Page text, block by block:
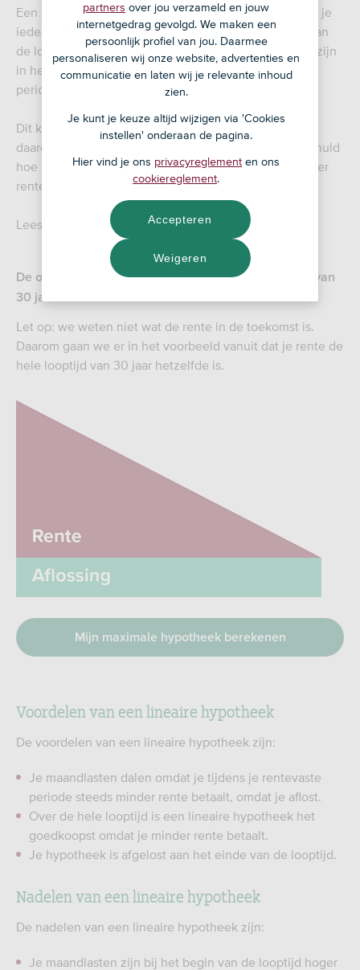
Een lineaire hypotheek is een hypotheekvorm waarbij je
iedere maand een vast bedrag aflost. Aan het einde van
de looptijd heb je geen schuld meer. Je maandlasten zijn
in het begin hoog maar worden tijdens de rentevaste
periode steeds lager.
Dit komt omdat je schuld in het begin hoger is en je
daarom meer rente betaalt. Hoe lager je hypotheekschuld
hoe minder rente je betaalt. Hierdoor kun je ook minder
rente aftrekken bij je aangifte inkomstenbelasting.
Lees meer over hypotheekrenteaftrek
De ontwikkeling van je maandlasten bij een looptijd van
30 jaar
Let op: we weten niet wat de rente in de toekomst is.
Daarom gaan we er in het voorbeeld vanuit dat je rente de
hele looptijd van 30 jaar hetzelfde is.
Mijn maximale hypotheek berekenen
Voordelen van een lineaire hypotheek
De voordelen van een lineaire hypotheek zijn:
Je maandlasten dalen omdat je tijdens je rentevaste
periode steeds minder rente betaalt, omdat je aflost.
Over de hele looptijd is een lineaire hypotheek het
goedkoopst omdat je minder rente betaalt.
Je hypotheek is afgelost aan het einde van de looptijd.
Nadelen van een lineaire hypotheek
De nadelen van een lineaire hypotheek zijn:
Je maandlasten zijn bij het begin van de looptijd hoger
partners over jou verzameld en jouw
internetgedrag gevolgd. We maken een
persoonlijk profiel van jou. Daarmee
personaliseren wij onze website, advertenties en
communicatie en laten wij je relevante inhoud
zien.
Je kunt je keuze altijd wijzigen via 'Cookies
instellen' onderaan de pagina.
Hier vind je ons privacyreglement en ons
cookiereglement.
Weigeren
Accepteren